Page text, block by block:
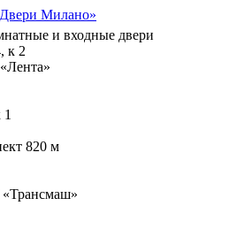
и входные двери
к 2
820 м